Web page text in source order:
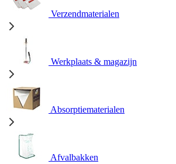
Verzendmaterialen
Werkplaats & magazijn
Absorptiematerialen
Afvalbakken